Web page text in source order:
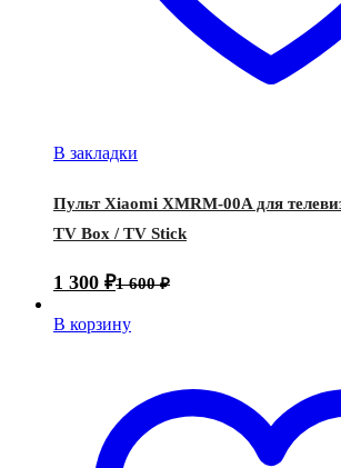
В закладки
Пульт Xiaomi XMRM-00A для
TV Box / TV Stick
1 300 ₽1 600₽
В корзину